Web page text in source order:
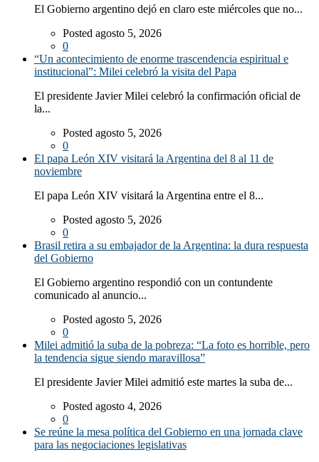
El Gobierno argentino dejó en claro este miércoles que no...
Posted agosto 5, 2026
0
“Un acontecimiento de enorme trascendencia espiritual e
institucional”: Milei celebró la visita del Papa
El presidente Javier Milei celebró la confirmación oficial de
la...
Posted agosto 5, 2026
0
El papa León XIV visitará la Argentina del 8 al 11 de
noviembre
El papa León XIV visitará la Argentina entre el 8...
Posted agosto 5, 2026
0
Brasil retira a su embajador de la Argentina: la dura respuesta
del Gobierno
El Gobierno argentino respondió con un contundente
comunicado al anuncio...
Posted agosto 5, 2026
0
Milei admitió la suba de la pobreza: “La foto es horrible, pero
la tendencia sigue siendo maravillosa”
El presidente Javier Milei admitió este martes la suba de...
Posted agosto 4, 2026
0
Se reúne la mesa política del Gobierno en una jornada clave
para las negociaciones legislativas